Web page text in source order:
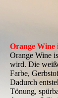
Orange Wine
Orange Wine
wird. Die
Farbe,
Dadurch
Tönung,